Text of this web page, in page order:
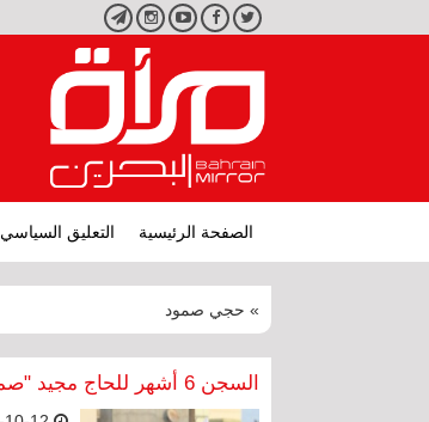
تويتر فيسبوكيوتيوبانستجرامتليجرام
الصفحة الرئيسية التعليق السياسي
» حجي صمود
السجن 6 أشهر للحاج مجيد "صمود" بتهمة التجمهر